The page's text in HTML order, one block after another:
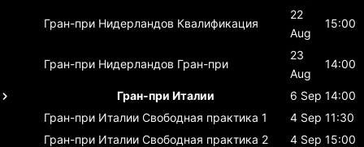
Гран-при Нидерландов Квалификация
22
Aug
15:00
Гран-при Нидерландов Гран-при
23
Aug
14:00
Гран-при Италии 6 Sep 14:00
Гран-при Италии Свободная практика 1 4 Sep 11:30
Гран-при Италии Свободная практика 2 4 Sep 15:00